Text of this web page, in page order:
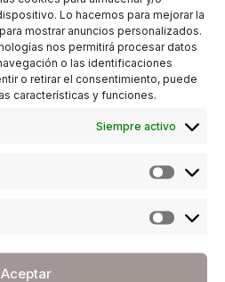
Lo hacemos para mejorar la
mostrar anuncios personalizados.
nos permitirá procesar datos
o las identificaciones
o retirar el consentimiento, puede
características y funciones.
Siempre activo
Aceptar